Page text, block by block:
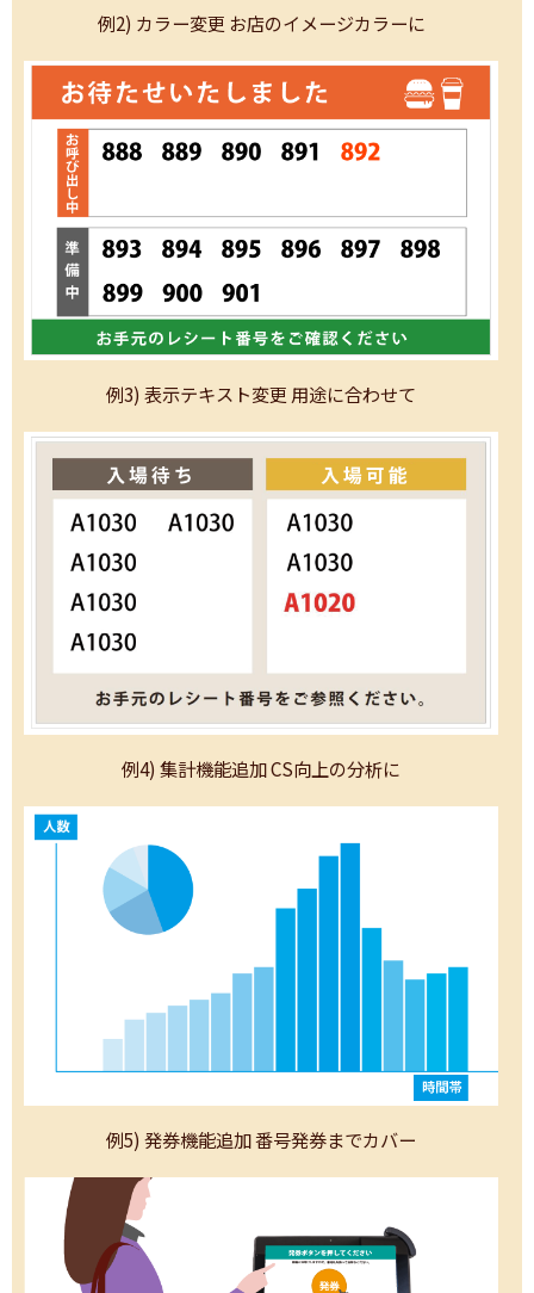
例2) カラー変更 お店のイメージカラーに
例3) 表示テキスト変更 用途に合わせて
例4) 集計機能追加 CS向上の分析に
例5) 発券機能追加 番号発券までカバー